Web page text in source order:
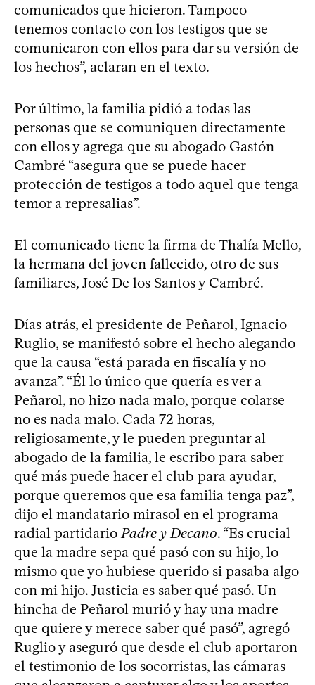
comunicados que hicieron. Tampoco
tenemos contacto con los testigos que se
comunicaron con ellos para dar su versión de
los hechos”, aclaran en el texto.
Por último, la familia pidió a todas las
personas que se comuniquen directamente
con ellos y agrega que su abogado Gastón
Cambré “asegura que se puede hacer
protección de testigos a todo aquel que tenga
temor a represalias”.
El comunicado tiene la firma de Thalía Mello,
la hermana del joven fallecido, otro de sus
familiares, José De los Santos y Cambré.
Días atrás, el presidente de Peñarol, Ignacio
Ruglio, se manifestó sobre el hecho alegando
que la causa “está parada en fiscalía y no
avanza”. “Él lo único que quería es ver a
Peñarol, no hizo nada malo, porque colarse
no es nada malo. Cada 72 horas,
religiosamente, y le pueden preguntar al
abogado de la familia, le escribo para saber
qué más puede hacer el club para ayudar,
porque queremos que esa familia tenga paz”,
dijo el mandatario mirasol en el programa
radial partidario Padre y Decano. “Es crucial
que la madre sepa qué pasó con su hijo, lo
mismo que yo hubiese querido si pasaba algo
con mi hijo. Justicia es saber qué pasó. Un
hincha de Peñarol murió y hay una madre
que quiere y merece saber qué pasó”, agregó
Ruglio y aseguró que desde el club aportaron
el testimonio de los socorristas, las cámaras